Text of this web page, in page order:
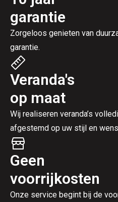
garantie
Zorgeloos genieten van
garantie.
Veranda's
op maat
Wij realiseren veranda’s
afgestemd op uw stijl en
Geen
voorrijkosten
Onze service begint bij de